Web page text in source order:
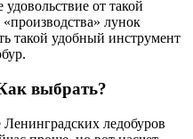
от такой
лунок
такой удобный инструмент
выбрать?
ледобуров